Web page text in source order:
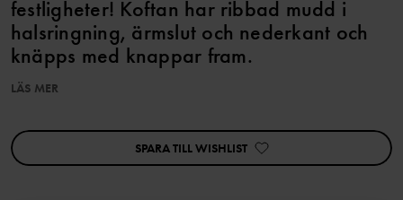
festligheter! Koftan har ribbad mudd i
halsringning, ärmslut och nederkant och
knäpps med knappar fram.
Artikelnummer
60603327
LÄS MER
SPARA TILL WISHLIST